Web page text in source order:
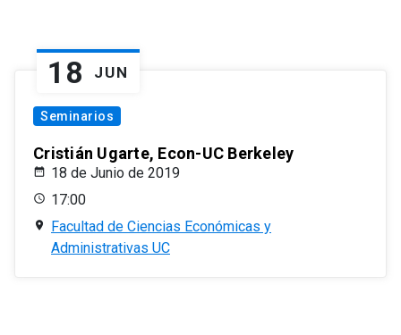
18 JUN
Seminarios
Cristián Ugarte, Econ-UC Berkeley
18 de Junio de 2019
17:00
Facultad de Ciencias Económicas y
Administrativas UC